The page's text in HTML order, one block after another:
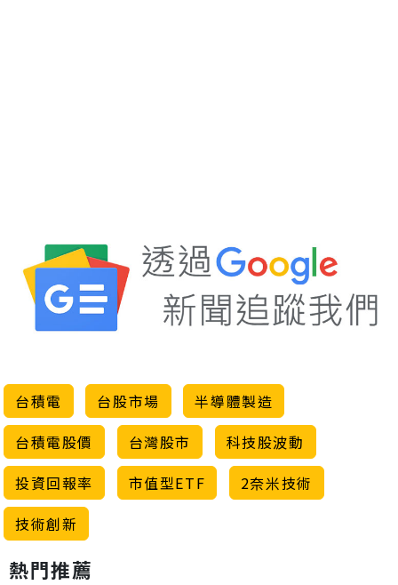
台積電 台股市場
半導體製造
台積電股價
台灣股市
科技股波動
投資回報率
市值型ETF
2奈米技術
技術創新
熱門推薦